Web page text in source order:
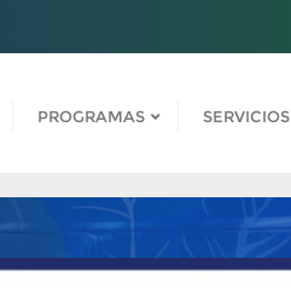
PROGRAMAS SERVICIOS